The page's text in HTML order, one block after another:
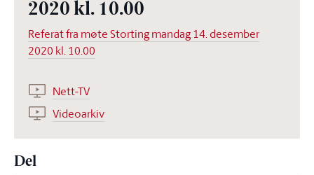
2020 kl. 10.00
Referat fra møte Storting mandag 14. desember
2020 kl. 10.00
Nett-TV
Videoarkiv
Del